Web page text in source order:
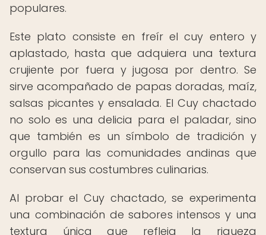
populares.
Este plato consiste en freír el cuy entero y
aplastado, hasta que adquiera una textura
crujiente por fuera y jugosa por dentro. Se
sirve acompañado de papas doradas, maíz,
salsas picantes y ensalada. El Cuy chactado
no solo es una delicia para el paladar, sino
que también es un símbolo de tradición y
orgullo para las comunidades andinas que
conservan sus costumbres culinarias.
Al probar el Cuy chactado, se experimenta
una combinación de sabores intensos y una
textura única que refleja la riqueza